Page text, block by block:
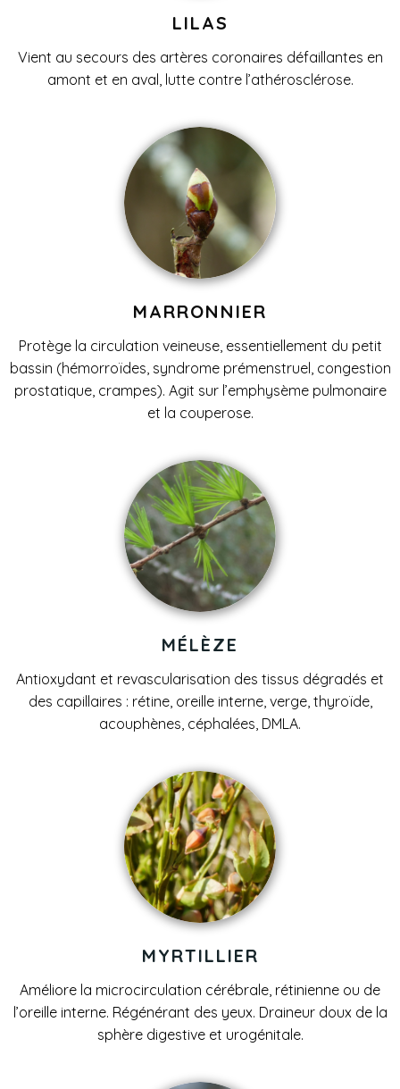
LILAS
Vient au secours des artères coronaires défaillantes en
amont et en aval, lutte contre l’athérosclérose.
MARRONNIER
Protège la circulation veineuse, essentiellement du petit
bassin (hémorroïdes, syndrome prémenstruel, congestion
prostatique, crampes). Agit sur l’emphysème pulmonaire
et la couperose.
MÉLÈZE
Antioxydant et revascularisation des tissus dégradés et
des capillaires : rétine, oreille interne, verge, thyroïde,
acouphènes, céphalées, DMLA.
MYRTILLIER
Améliore la microcirculation cérébrale, rétinienne ou de
l’oreille interne. Régénérant des yeux. Draineur doux de la
sphère digestive et urogénitale.